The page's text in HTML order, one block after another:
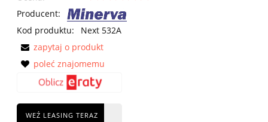
Producent:
Kod produktu:
Next 532A
zapytaj o produkt
poleć znajomemu
WEŹ LEASING TERAZ